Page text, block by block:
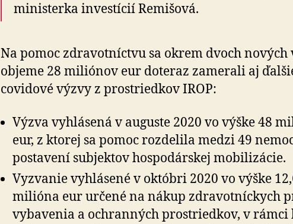
ministerka investícií Remišová.
Na pomoc zdravotníctvu sa okrem dvoch nových
objeme 28 miliónov eur doteraz zamerali aj
covidové výzvy z prostriedkov IROP:
Výzva vyhlásená v auguste 2020 vo výške 48
eur, z ktorej sa pomoc rozdelila medzi 49
postavení subjektov hospodárskej mobilizácie.
Vyzvanie vyhlásené v októbri 2020 vo výške
milióna eur určené na nákup zdravotníckych
vybavenia a ochranných prostriedkov, v rámci